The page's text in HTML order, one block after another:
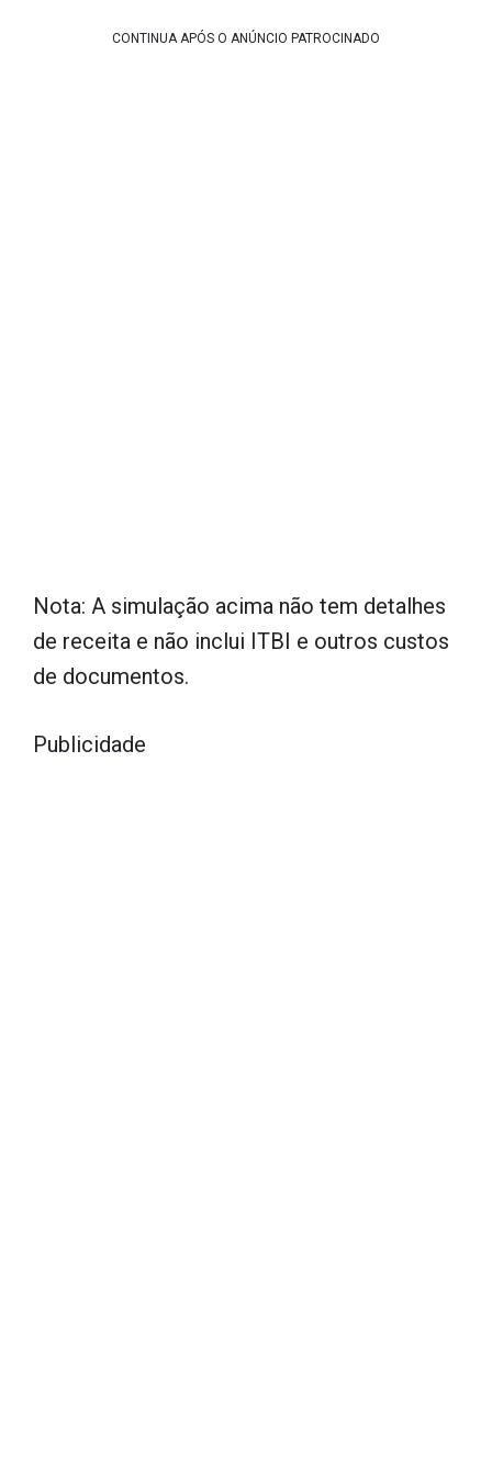
CONTINUA APÓS O ANÚNCIO PATROCINADO
Nota: A simulação acima não tem detalhes
de receita e não inclui ITBI e outros custos
de documentos.
Publicidade